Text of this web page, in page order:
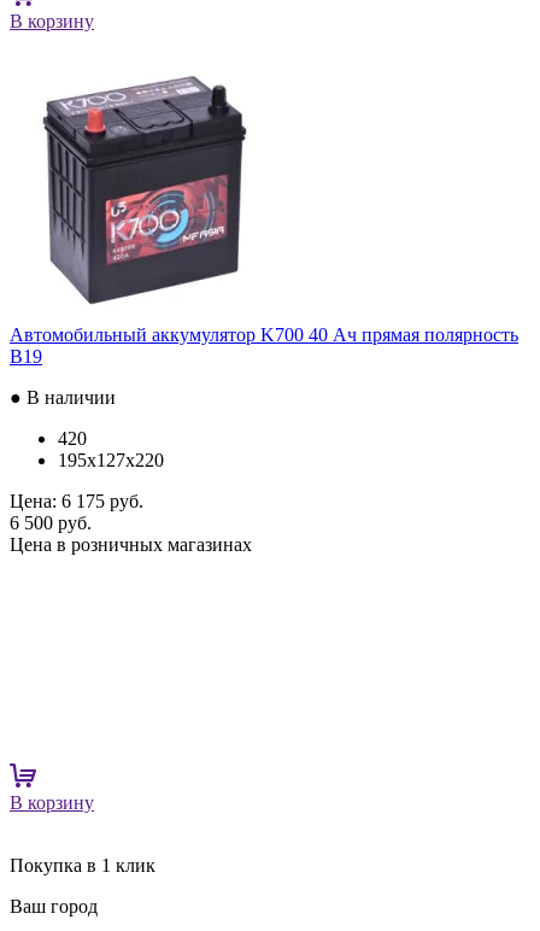
В корзину
Автомобильный аккумулятор K700 40 Ач прямая полярность
B19
● В наличии
420
195x127x220
Цена: 6 175 руб.
6 500 руб.
Цена в розничных магазинах
В корзину
Покупка в 1 клик
Ваш город